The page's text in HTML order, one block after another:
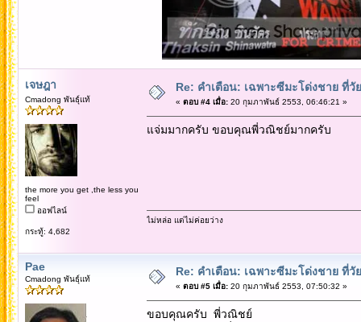
เจษฎา
Cmadong พันธุ์แท้
the more you get ,the less you
feel
ออฟไลน์
กระทู้: 4,682
Re: คำเตือน: เฉพาะซีมะโด่งชาย ที่
« ตอบ #4 เมื่อ:20 กุมภาพันธ์ 2553, 06:46:21 »
แจ่มมากครับ ขอบคุณพี่วณิชย์มากครับ
ไม่หล่อ แต่ไม่ค่อยว่าง
Pae
Cmadong พันธุ์แท้
Re: คำเตือน: เฉพาะซีมะโด่งชาย ที่
« ตอบ #5 เมื่อ:20 กุมภาพันธ์ 2553, 07:50:32 »
ขอบคุณครับ พี่วณิชย์